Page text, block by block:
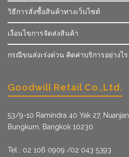
วิธีการสั่งซื้อสินค้าทางเว็บไซต์
เงื่อนไขการจัดส่งสินค้า
กรณีขนส่งเร่งด่วน คิดค่าบริการอย่างไร
Goodwill Retail Co.,Ltd.
53/9­-10 Ramindra 40 Yak 27, Nuanjan
Bungkum, Bangkok 10230
Tel : 02 106 0909 /02 043 5393